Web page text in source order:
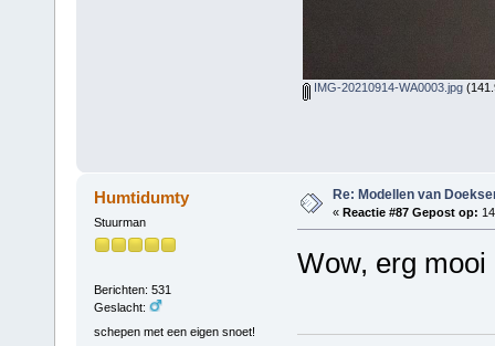
IMG-20210914-WA0003.jpg
Humtidumty
Stuurman
Berichten: 531
Geslacht:
schepen met een eigen snoet!
Re: Modellen van
« Reactie #87 Gepost op:
Wow, erg mooi